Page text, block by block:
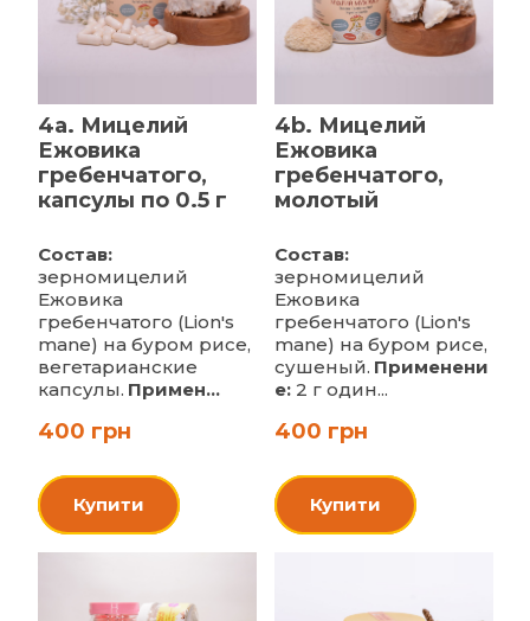
4a. Мицелий
Ежовика
гребенчатого,
капсулы по 0.5 г
Состав:
зерномицелий
Ежовика
гребенчатого (Lion's
mane) на буром рисе,
вегетарианские
капсулы. Примен...
400 грн
Купити
4b. Мицелий
Ежовика
гребенчатого,
молотый
Состав:
зерномицелий
Ежовика
гребенчатого (Lion's
mane) на буром рисе,
сушеный. Применени
е:2 г один...
400 грн
Купити